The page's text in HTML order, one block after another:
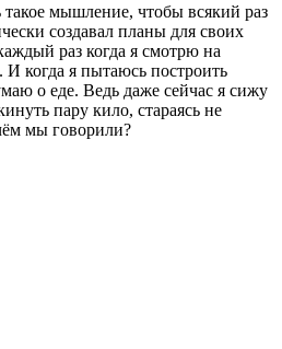
такое мышление, чтобы всякий раз
создавал планы для своих
раз когда я смотрю на
когда я пытаюсь построить
о еде. Ведь даже сейчас я сижу
пару кило, стараясь не
мы говорили?